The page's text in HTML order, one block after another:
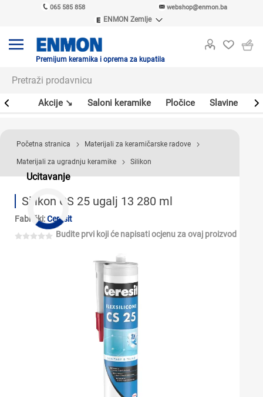
065 585 858 webshop@enmon.ba
ENMON Zemlje
ENMON MKD
Premijum keramika i oprema za kupatila
Akcije ↘ Saloni keramike Pločice Slavine
Ucitavanje
Početna stranica Materijali za keramičarske radove
Materijali za ugradnju keramike Silikon
Silikon CS 25 ugalj 13 280 ml
Fabrički:Ceresit
Budite prvi koji će napisati ocjenu za ovaj proizvod